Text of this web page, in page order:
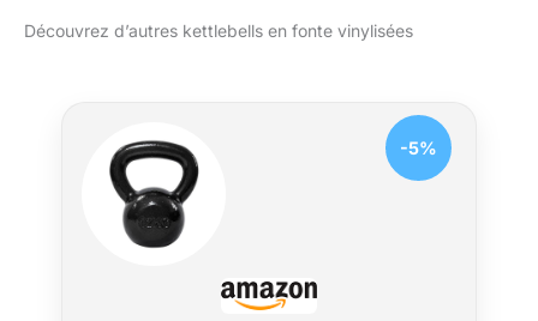
entraînements de circonférence et crossfit –
levées et les éraflures. Disponible de 5 à 20
kg, achetez une variété pour garder les
muscles défiés et améliorer la force, la
puissance et l'endurance.
Découvrez d’autres kettlebells en fonte vinylisées
-5%